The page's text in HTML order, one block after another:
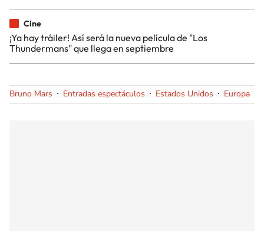
Cine
¡Ya hay tráiler! Así será la nueva película de "Los
Thundermans" que llega en septiembre
Bruno Mars Entradas espectáculos Estados Unidos Europa